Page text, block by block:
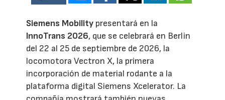
Siemens Mobility presentará en la
InnoTrans 2026, que se celebrará en Berlin
del 22 al 25 de septiembre de 2026, la
locomotora Vectron X, la primera
incorporación de material rodante a la
plataforma digital Siemens Xcelerator. La